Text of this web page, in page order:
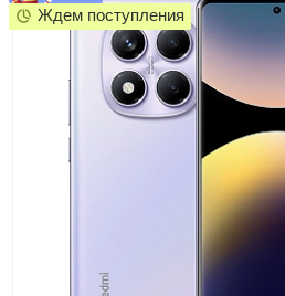
Ждем поступления